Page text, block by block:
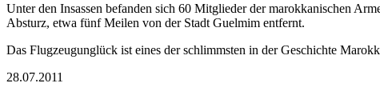
Unter den Insassen befanden sich 60 Mitglieder der marokkanischen
Absturz, etwa fünf Meilen von der Stadt Guelmim entfernt.
Das Flugzeugunglück ist eines der schlimmsten in der Geschichte
28.07.2011